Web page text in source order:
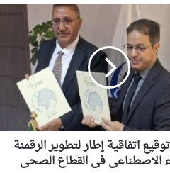
اتفاقية إطار لتطوير الرقمنة
الاصطناعي في القطاع الصحي